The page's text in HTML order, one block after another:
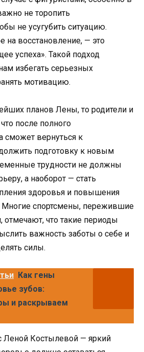
не торопить
не усугубить ситуацию.
на восстановление, — это
успеха». Такой подход
избегать серьезных
мотивацию.
планов Лены, то родители и
после полного
сможет вернуться к
подготовку к новым
трудности не должны
а наоборот — стать
здоровья и повышения
Многие спортсмены, пережившие
отмечают, что такие периоды
важность заботы о себе и
силы.
Как гены
зубов:
и раскрываем
Леной Костылевой — яркий